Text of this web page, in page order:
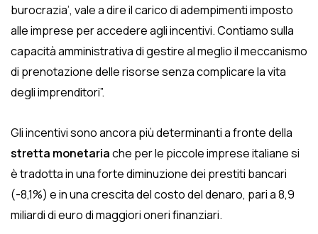
burocrazia’, vale a dire il carico di adempimenti imposto
alle imprese per accedere agli incentivi. Contiamo sulla
capacità amministrativa di gestire al meglio il meccanismo
di prenotazione delle risorse senza complicare la vita
degli imprenditori”.
Gli incentivi sono ancora più determinanti a fronte della
stretta monetariache per le piccole imprese italiane si
è tradotta in una forte diminuzione dei prestiti bancari
(-8,1%) e in una crescita del costo del denaro, pari a 8,9
miliardi di euro di maggiori oneri finanziari.